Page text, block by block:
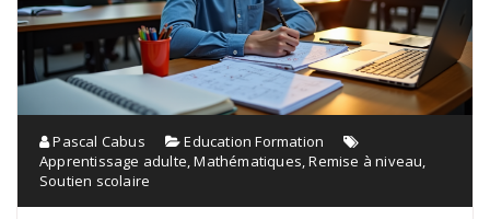
Pascal Cabus
Education Formation
Apprentissage adulte,Mathématiques,Remise à niveau,
Soutien scolaire